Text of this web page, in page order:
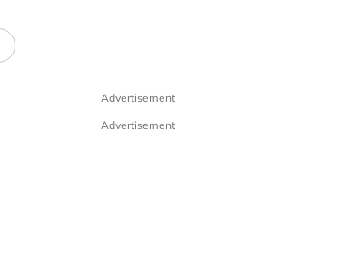
Advertisement
Advertisement